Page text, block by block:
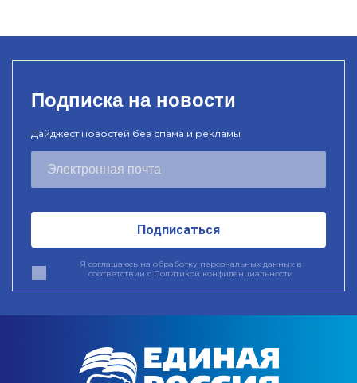
Подписка на новости
Дайджест новостей без спама и рекламы
Подписаться
Я соглашаюсь на обработку персональных данных в
соответствии с Политикой конфиденциальности